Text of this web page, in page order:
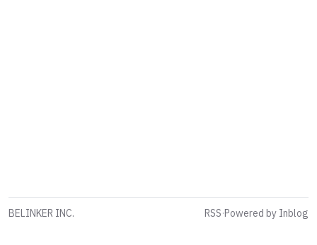
BELINKER INC. RSS·Powered by Inblog